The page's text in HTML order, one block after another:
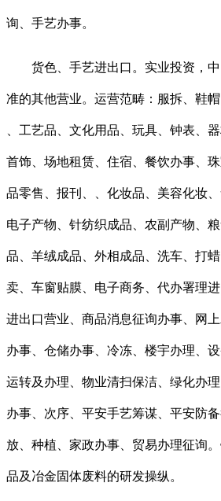
询、手艺办事。
货色、手艺进出口。实业投资，中
准的其他营业。运营范畴：服拆、鞋
、工艺品、文化用品、玩具、钟表、
首饰、场地租赁、住宿、餐饮办事、
品零售、报刊、、化妆品、美容化妆、
电子产物、针纺织成品、农副产物、
品、羊绒成品、外相成品、洗车、打
卖、车窗贴膜、电子商务、代办署理
进出口营业、商品消息征询办事、网
办事、仓储办事、冷冻、楼宇办理、
运转及办理、物业清扫保洁、绿化办
办事、次序、平安手艺筹谋、平安防
放、种植、家政办事、贸易办理征询
品及冶金固体废料的研发操纵。